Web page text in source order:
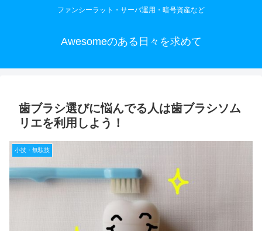
ファンシーラット・サーバ運用・暗号資産など
Awesomeのある日々を求めて
歯ブラシ選びに悩んでる人は歯ブラシソム
リエを利用しよう！
小技・無駄技